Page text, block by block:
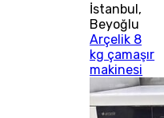
İstanbul,
Beyoğlu
Arçelik 8
kg çamaşır
makinesi